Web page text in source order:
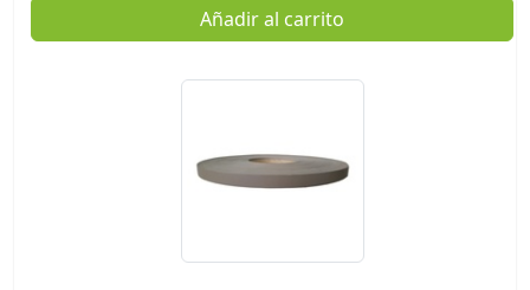
Añadir al carrito